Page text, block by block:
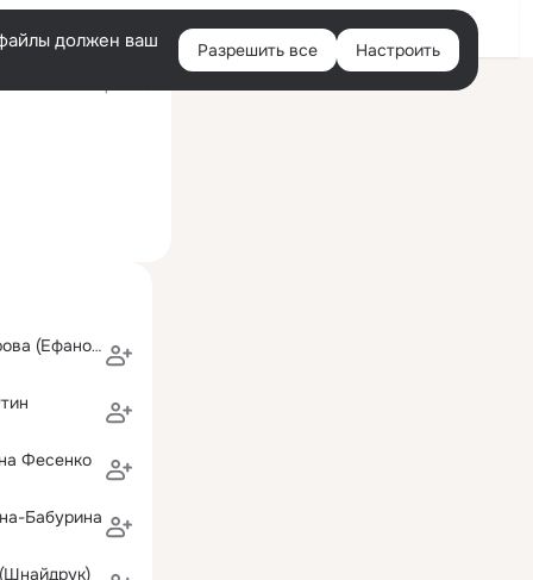
Войти
должен ваш
Разрешить все Настроить
Марина Гончарова (Ефанова)
Фесенко
Бабурина